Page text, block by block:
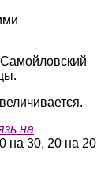
на
на 30, 20 на 20